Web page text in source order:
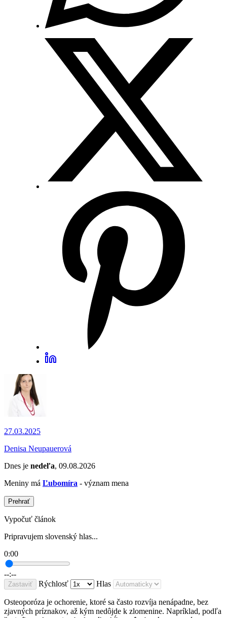
27.03.2025
Denisa Neupauerová
Dnes je nedeľa, 09.08.2026
Meniny má Ľubomíra - význam mena
Prehrať
Vypočuť článok
Pripravujem slovenský hlas...
0:00
--:--
Zastaviť Rýchlosť Hlas
Osteoporóza je ochorenie, ktoré sa často rozvíja nenápadne, bez
zjavných príznakov, až kým nedôjde k zlomenine. Napríklad, podľa